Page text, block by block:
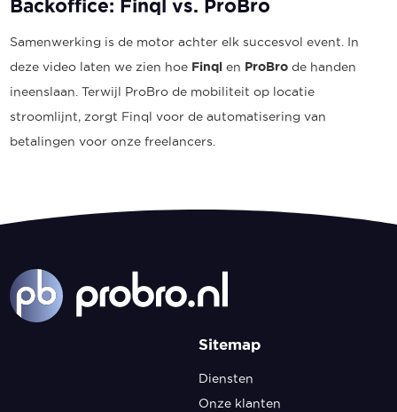
Backoffice: Finql vs. ProBro
Samenwerking is de motor achter elk succesvol event. In
deze video laten we zien hoe Finqlen ProBrode handen
ineenslaan. Terwijl ProBro de mobiliteit op locatie
stroomlijnt, zorgt Finql voor de automatisering van
betalingen voor onze freelancers.
Sitemap
Diensten
Onze klanten